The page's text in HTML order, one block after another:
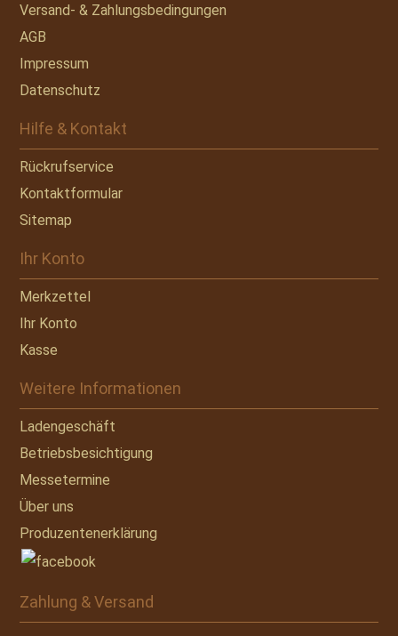
Versand- & Zahlungsbedingungen
AGB
Impressum
Datenschutz
Hilfe & Kontakt
Rückrufservice
Kontaktformular
Sitemap
Ihr Konto
Merkzettel
Ihr Konto
Kasse
Weitere Informationen
Ladengeschäft
Betriebsbesichtigung
Messetermine
Über uns
Produzentenerklärung
Zahlung & Versand